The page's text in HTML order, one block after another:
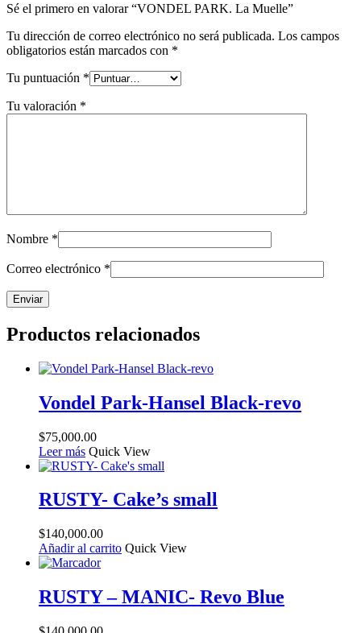
Sé el primero en valorar “VONDEL PARK. La Muelle”
Tu dirección de correo electrónico no será publicada. Los campos
obligatorios están marcados con *
Tu puntuación *
Tu valoración *
Nombre *
Correo electrónico *
Productos relacionados
Vondel Park-Hansel Black-revo
$75,000.00
Leer más Quick View
RUSTY- Cake’s small
$140,000.00
Añadir al carrito Quick View
RUSTY – MANIC- Revo Blue